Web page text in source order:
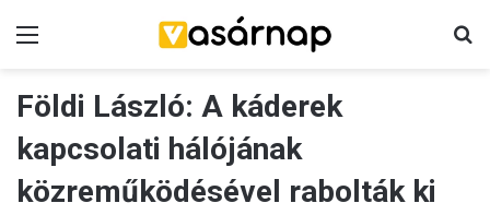
Földi László: A káderek
kapcsolati hálójának
közreműködésével rabolták ki